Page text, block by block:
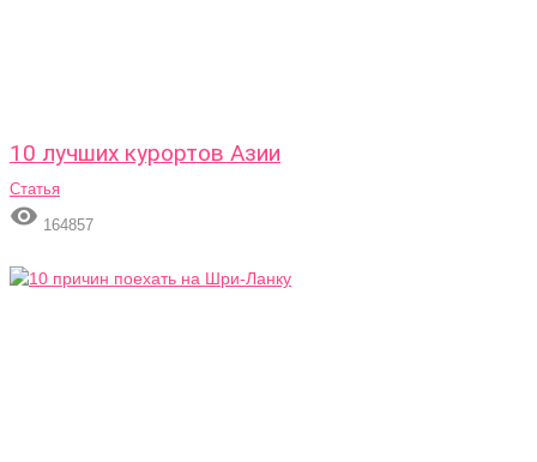
10 лучших курортов Азии
Статья
 164857